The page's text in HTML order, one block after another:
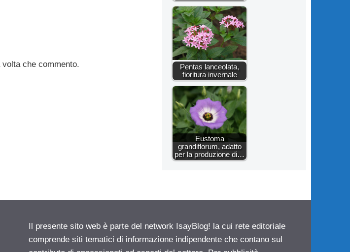
che commento.
Pentas lanceolata,
fioritura invernale
Eustoma
grandiflorum, adatto
per la produzione di…
Il presente sito web è parte del network IsayBlog! la cui rete editoriale
comprende siti tematici di informazione indipendente che contano sul